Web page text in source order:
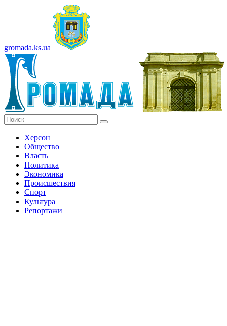
gromada.ks.ua
Херсон
Общество
Власть
Политика
Экономика
Происшествия
Спорт
Культура
Репортажи